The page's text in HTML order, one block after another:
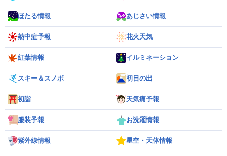
ほたる情報 あじさい情報
熱中症予報 花火天気
紅葉情報 イルミネーション
スキー＆スノボ 初日の出
初詣 天気痛予報
服装予報 お洗濯情報
紫外線情報 星空・天体情報